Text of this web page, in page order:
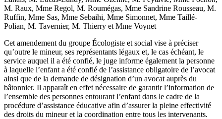
M. Raux, Mme Regol, M. Roumégas, Mme Sandrine Rousseau, M.
Ruffin, Mme Sas, Mme Sebaihi, Mme Simonnet, Mme Taillé-
Polian, M. Tavernier, M. Thierry et Mme Voynet
Cet amendement du groupe Écologiste et social vise à préciser
qu’outre le mineur, ses représentants légaux et, le cas échéant, le
service auquel il a été confié, le juge informe également la personne
à laquelle l’enfant a été confié de l’assistance obligatoire de l’avocat
ainsi que de la demande de désignation d’un avocat auprès du
bâtonnier. Il apparaît en effet nécessaire de garantir l’information de
l’ensemble des personnes entourant l’enfant dans le cadre de la
procédure d’assistance éducative afin d’assurer la pleine effectivité
des droits du mineur et la coordination entre tous les intervenants.